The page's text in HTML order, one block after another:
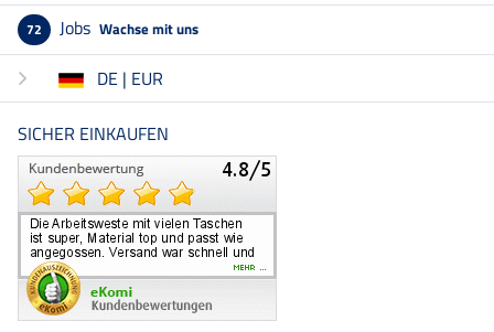
72 Jobs Wachse mit uns
DE | EUR
SICHER EINKAUFEN